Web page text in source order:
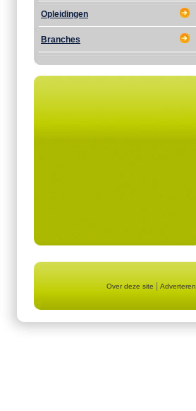
Opleidingen
Branches
Over deze site Adverteren